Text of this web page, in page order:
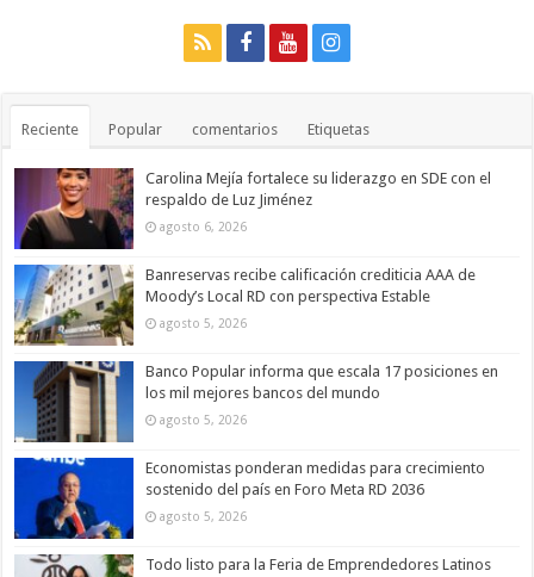
Reciente Popular comentarios Etiquetas
Carolina Mejía fortalece su liderazgo en SDE con el
respaldo de Luz Jiménez
agosto 6, 2026
Banreservas recibe calificación crediticia AAA de
Moody’s Local RD con perspectiva Estable
agosto 5, 2026
Banco Popular informa que escala 17 posiciones en
los mil mejores bancos del mundo
agosto 5, 2026
Economistas ponderan medidas para crecimiento
sostenido del país en Foro Meta RD 2036
agosto 5, 2026
Todo listo para la Feria de Emprendedores Latinos